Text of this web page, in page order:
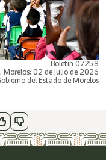
Boletín 07258
Morelos; 02 de julio de 2026
del Estado de Morelos